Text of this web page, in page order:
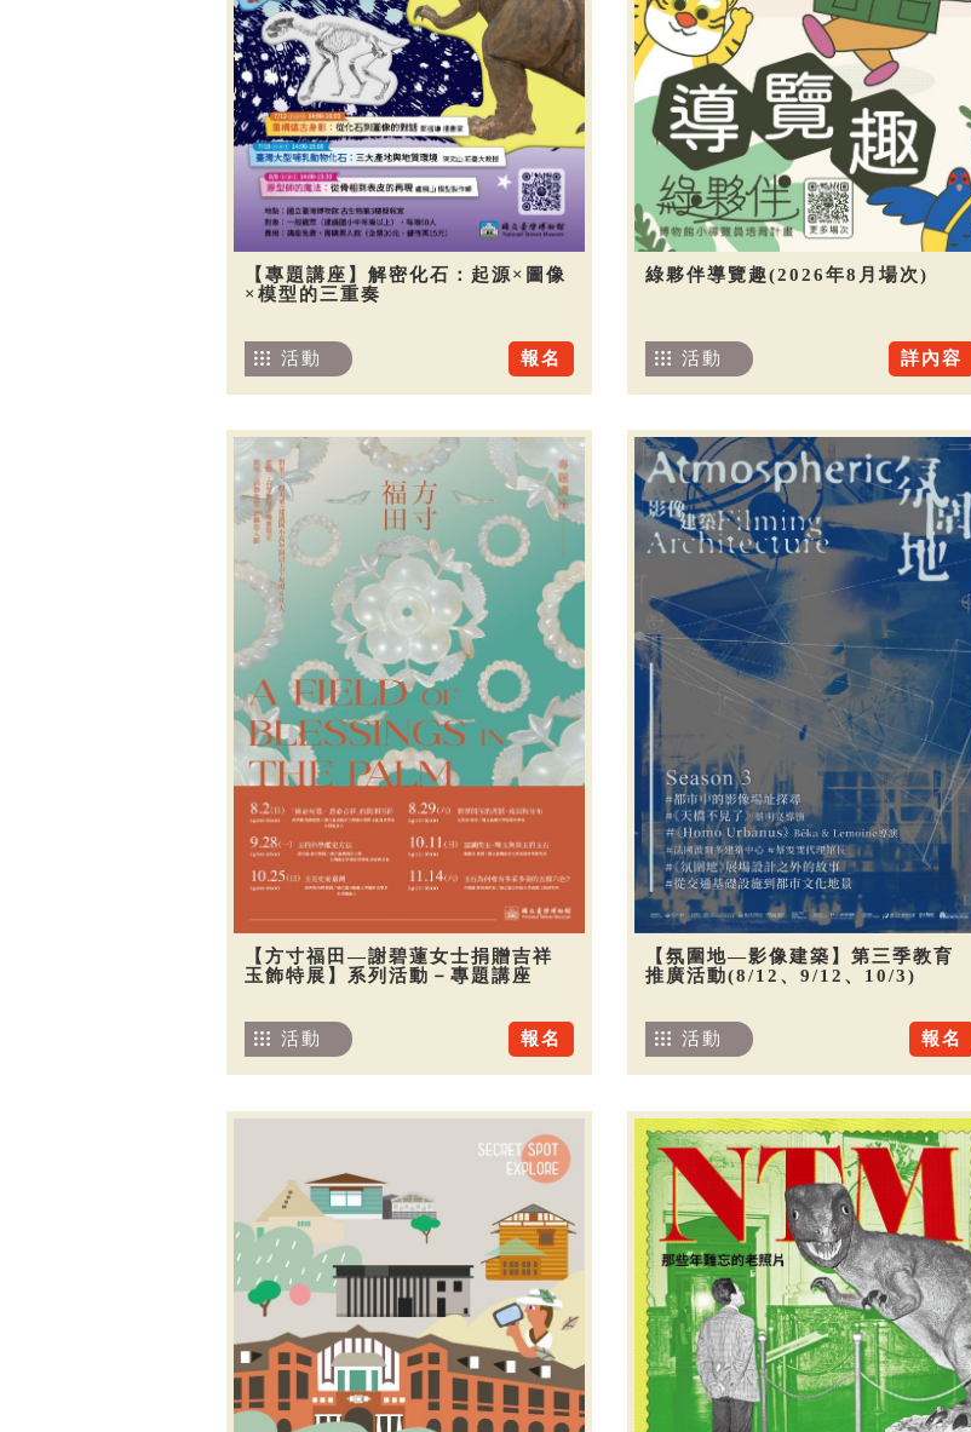
【專題講座】解密化石：起源×圖像
×模型的三重奏
報名
活動
綠夥伴導覽趣(2026年8月場次)
詳內容
活動
【方寸福田—謝碧蓮女士捐贈吉祥
玉飾特展】系列活動－專題講座
報名
活動
【氛圍地—影像建築】第三季教育
推廣活動(8/12、9/12、10/3)
報名
活動